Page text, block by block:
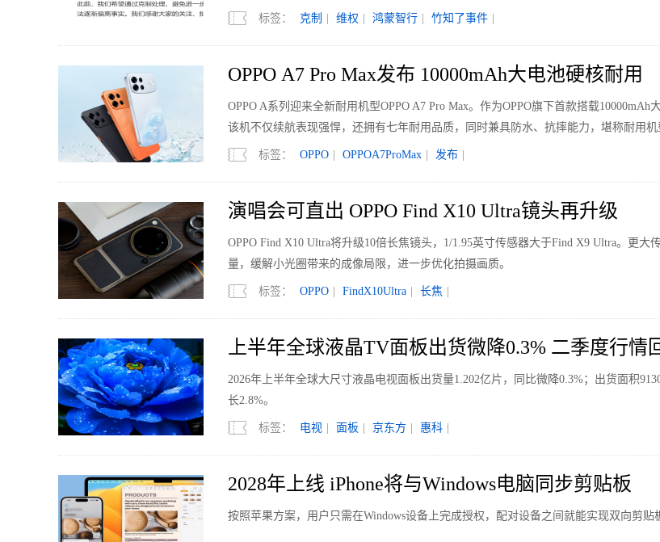
标签： 克制 维权 鸿蒙智行 竹知了事件
OPPO A7 Pro Max发布 10000mAh大电池硬核耐用
OPPO A系列迎来全新耐用机型OPPO A7 Pro Max。作为OPPO旗下首款搭载10000mAh
该机不仅续航表现强悍，还拥有七年耐用品质，同时兼具防水、抗摔能力，堪称耐用机
标签： OPPO OPPOA7ProMax 发布
演唱会可直出 OPPO Find X10 Ultra镜头再升级
OPPO Find X10 Ultra将升级10倍长焦镜头，1/1.95英寸传感器大于Find X9 Ultra。更大
量，缓解小光圈带来的成像局限，进一步优化拍摄画质。
标签： OPPO FindX10Ultra 长焦
上半年全球液晶TV面板出货微降0.3% 二季度行情
2026年上半年全球大尺寸液晶电视面板出货量1.202亿片，同比微降0.3%；出货面积
长2.8%。
标签： 电视 面板 京东方 惠科
2028年上线 iPhone将与Windows电脑同步剪贴板
按照苹果方案，用户只需在Windows设备上完成授权，配对设备之间就能实现双向剪贴